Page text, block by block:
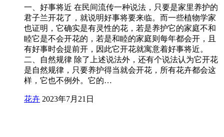
一、好事将近 在民间流传一种说法，只要是家里养护的
君子兰开花了，就说明好事将要来临。而一些植物学家
也证明，它确实是有灵性的花，若是养护它的家庭不和
睦它是不会开花的，若是和睦的家庭则每年都会开，且
有好事时会提前开，因此它开花就寓意着好事将近。
二、自然规律 除了上述说法外，还有个说法认为它开花
是自然规律，只要养护得当就会开花，所有花卉都会这
样，它也不例外。它的…
花卉 2023年7月21日